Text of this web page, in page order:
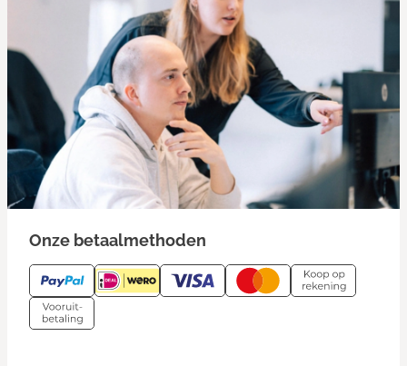
Onze betaalmethoden